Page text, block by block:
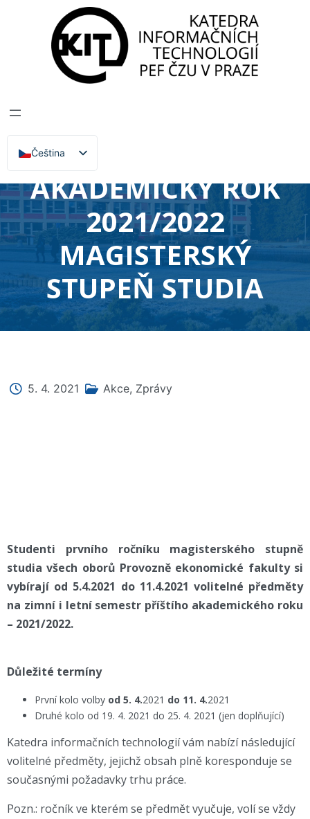
Čeština
English
informačních technologií
Zprávy, Akce,
VOLBA
PŘEDMĚTŮ PRO
AKADEMICKÝ ROK
2021/2022
MAGISTERSKÝ
STUPEŇ STUDIA
5. 4. 2021 Akce, Zprávy
Studenti prvního ročníku magisterského stupně
studia všech oborů Provozně ekonomické fakulty si
vybírají od 5.4.2021 do 11.4.2021 volitelné předměty
na zimní i letní semestr příštího akademického roku
– 2021/2022.
Důležité termíny
První kolo volby od 5. 4.2021 do 11. 4.2021
Druhé kolo od 19. 4. 2021 do 25. 4. 2021 (jen doplňující)
Katedra informačních technologií vám nabízí následující
volitelné předměty, jejichž obsah plně koresponduje se
současnými požadavky trhu práce.
Pozn.: ročník ve kterém se předmět vyučuje, volí se vždy